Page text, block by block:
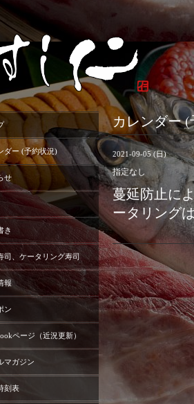
カレンダー
2021-09-05 (日)
指定なし
蔓延防止に
ータリング
ダー (予約状況)
せ
き
司、ケータリング寿司
報
ン
ページ（近況更新）
マガジン
刻表